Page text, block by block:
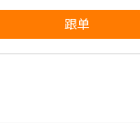
跟单